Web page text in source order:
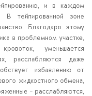
и в каждом
В тейпированной зоне
Благодаря этому
в проблемном участке,
уменьшается
расслабляются даже
избавлению от
жидкостного обмена,
- расслабляются,